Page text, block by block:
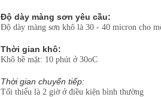
Độ dày màng sơn yêu cầu:
Độ dày màng sơn khô là 30 - 40 micron cho
Thời gian khô:
Khô bề mặt: 10 phút ở 30oC
Thời gian chuyển tiếp:
Tối thiểu là 2 giờ ở điều kiện bình thường